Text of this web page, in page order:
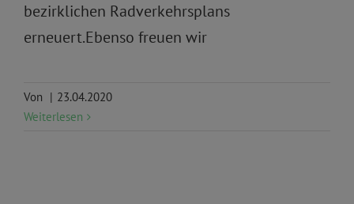
bezirklichen Radverkehrsplans
erneuert.Ebenso freuen wir
Von | 23.04.2020
Weiterlesen